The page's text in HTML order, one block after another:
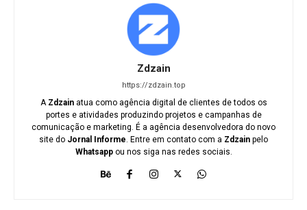
Zdzain
https://zdzain.top
A Zdzainatua como agência digital de clientes de todos os
portes e atividades produzindo projetos e campanhas de
comunicação e marketing. É a agência desenvolvedora do novo
site do Jornal Informe . Entre em contato com a Zdzain pelo
Whatsappou nos siga nas redes sociais.